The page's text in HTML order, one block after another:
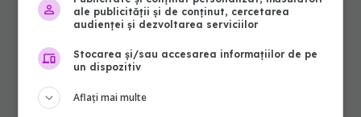
ale publicității și de conținut, cercetarea
audienței și dezvoltarea serviciilor
Stocarea și/sau accesarea informațiilor de pe
un dispozitiv
Aflați mai multe